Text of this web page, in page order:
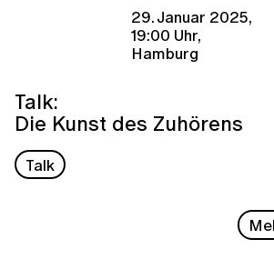
29. Januar 2025,
19:00 Uhr,
Hamburg
Talk:
Die Kunst des Zuhörens
Talk